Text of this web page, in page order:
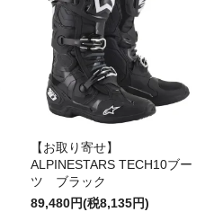
【お取り寄せ】
ALPINESTARS TECH10ブー
ツ ブラック
89,480円(税8,135円)